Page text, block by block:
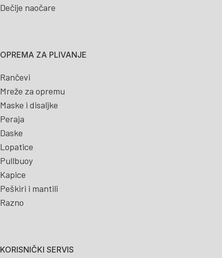
Dečije naočare
OPREMA ZA PLIVANJE
Rančevi
Mreže za opremu
Maske i disaljke
Peraja
Daske
Lopatice
Pullbuoy
Kapice
Peškiri i mantili
Razno
KORISNIČKI SERVIS